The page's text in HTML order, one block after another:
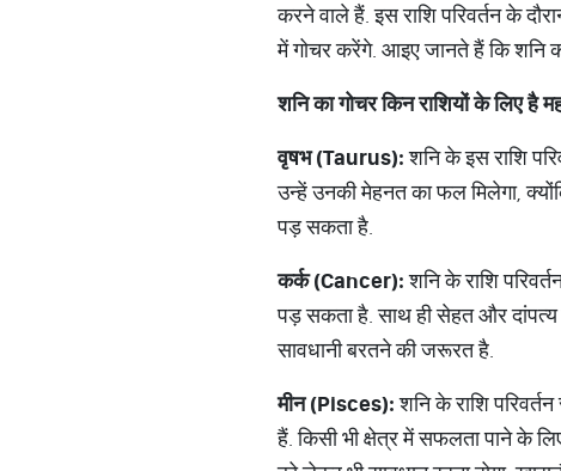
करने वाले हैं. इस राशि परिवर्तन के
में गोचर करेंगे. आइए जानते हैं कि शनि
शनिकागोचरकिनराशियोंकेलिएहै
वृषभ(Taurus):शनि के इस राशि
उन्हें उनकी मेहनत का फल मिलेगा,
पड़ सकता है.
कर्क(Cancer):शनि के राशि
पड़ सकता है. साथ ही सेहत और दांपत्य
सावधानी बरतने की जरूरत है.
मीन(Pisces):शनि के राशि
हैं. किसी भी क्षेत्र में सफलता पाने के